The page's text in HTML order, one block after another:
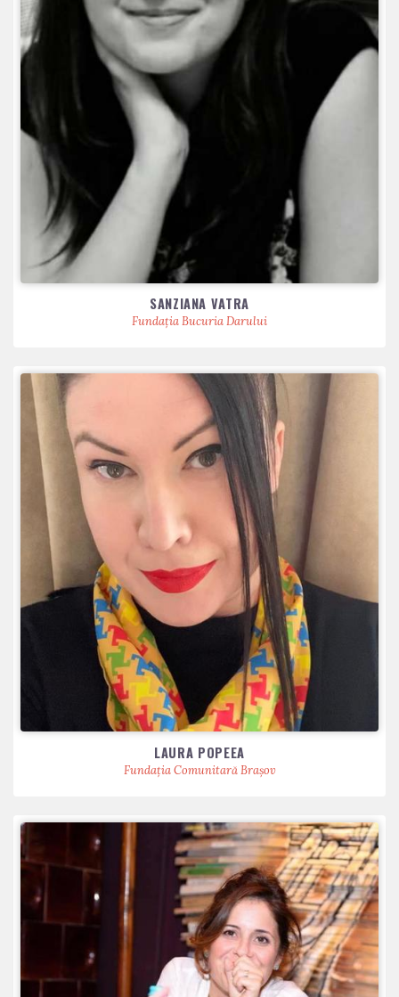
SANZIANA VATRA
Fundația Bucuria Darului
LAURA POPEEA
Fundația Comunitară Brașov